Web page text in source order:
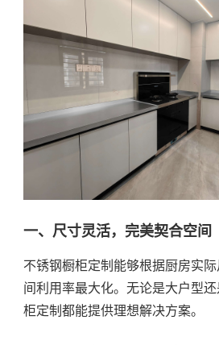
一、尺寸灵活，完美契合空间
不锈钢橱柜定制能够根据厨房实
间利用率最大化。无论是大户型
柜定制都能提供理想解决方案。